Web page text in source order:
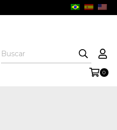
AURORA COLEÇÃO FORM
0